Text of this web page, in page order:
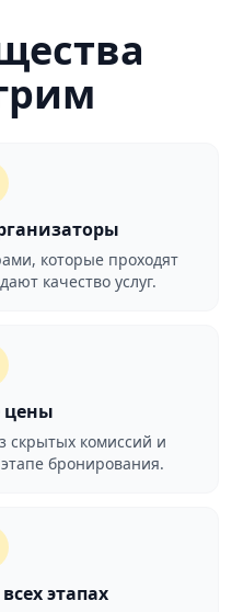
которые проходят
качество услуг.
цены
скрытых комиссий и
бронирования.
этапах